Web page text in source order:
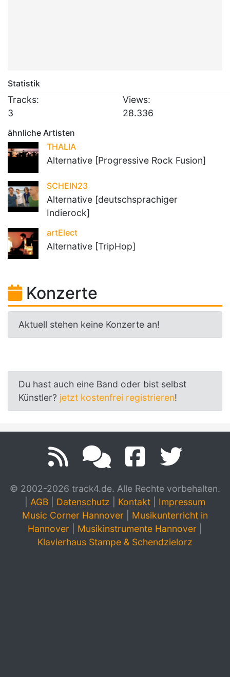
Statistik
Tracks:
3
Views:
28.336
ähnliche Artisten
THALIA
Alternative [Progressive Rock Fusion]
SCHEIN23
Alternative [deutschsprachiger
Indierock]
artElect
Alternative [TripHop]
Konzerte
Aktuell stehen keine Konzerte an!
Du hast auch eine Band oder bist selbst
Künstler? jetzt kostenfrei registrieren!
© 2002-2026 track4.de. Alle Rechte vorbehalten.
AGB Datenschutz Kontakt
Impressum
Music Corner Hannover
Musikunterricht in
Hannover
Musikinstrumente Hannover
Klavierhaus Stampe & Schendzielorz